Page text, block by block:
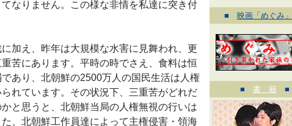
なりません。この様な非情を私達に突き付
加え、昨年は大規模な水害に見舞われ、更
苦にあります。平時の時でさえ、食料は恒
あり、北朝鮮の2500万人の国民生活は人権
れています。その状況下、三重苦がどれだ
と思うと、北朝鮮当局の人権無視の行いは
、北朝鮮工作員達によって主権侵害・領海
■ 映画「めぐみ」
■ 書 籍 ■